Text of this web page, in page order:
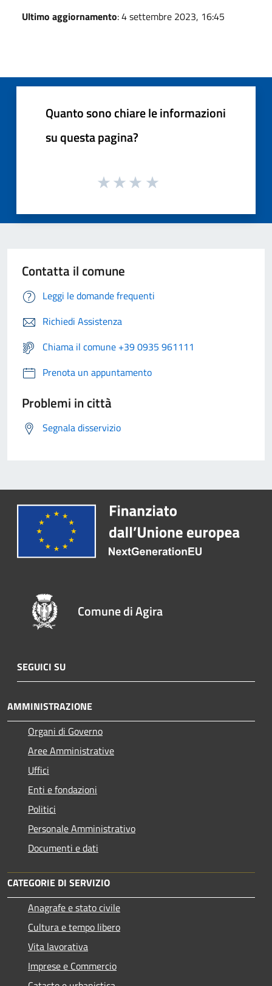
Ultimo aggiornamento: 4 settembre 2023, 16:45
Quanto sono chiare le informazioni
su questa pagina?
Contatta il comune
Leggi le domande frequenti
Richiedi Assistenza
Chiama il comune +39 0935 961111
Prenota un appuntamento
Problemi in città
Segnala disservizio
Comune di Agira
SEGUICI SU
AMMINISTRAZIONE
Organi di Governo
Aree Amministrative
Uffici
Enti e fondazioni
Politici
Personale Amministrativo
Documenti e dati
CATEGORIE DI SERVIZIO
Anagrafe e stato civile
Cultura e tempo libero
Vita lavorativa
Imprese e Commercio